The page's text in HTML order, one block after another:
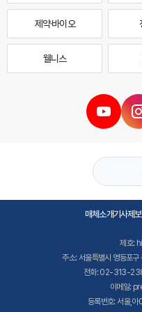
제약·바이오
웰니스
매체소개기사제보
제호:
주소: 서울특별시 영등포
전화: 02-313-
이메일:
등록번호: 서울,